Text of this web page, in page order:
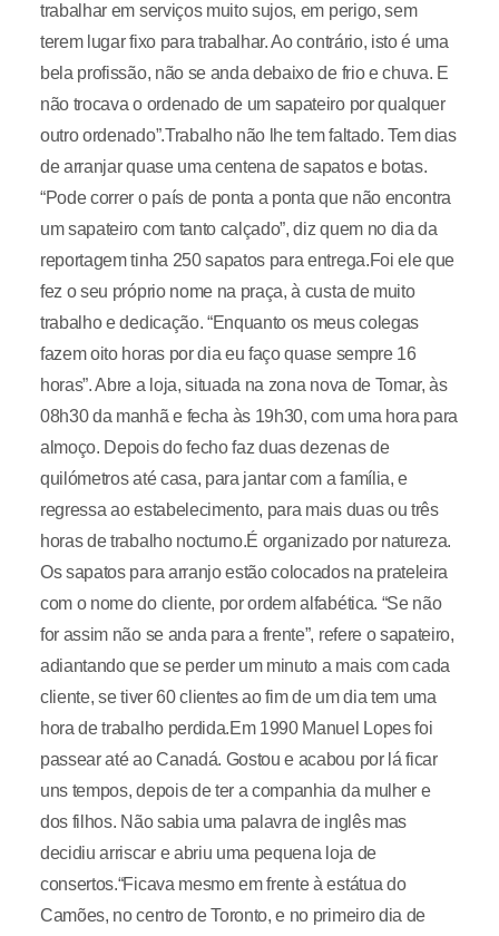
trabalhar em serviços muito sujos, em perigo, sem
terem lugar fixo para trabalhar. Ao contrário, isto é uma
bela profissão, não se anda debaixo de frio e chuva. E
não trocava o ordenado de um sapateiro por qualquer
outro ordenado”.Trabalho não lhe tem faltado. Tem dias
de arranjar quase uma centena de sapatos e botas.
“Pode correr o país de ponta a ponta que não encontra
um sapateiro com tanto calçado”, diz quem no dia da
reportagem tinha 250 sapatos para entrega.Foi ele que
fez o seu próprio nome na praça, à custa de muito
trabalho e dedicação. “Enquanto os meus colegas
fazem oito horas por dia eu faço quase sempre 16
horas”. Abre a loja, situada na zona nova de Tomar, às
08h30 da manhã e fecha às 19h30, com uma hora para
almoço. Depois do fecho faz duas dezenas de
quilómetros até casa, para jantar com a família, e
regressa ao estabelecimento, para mais duas ou três
horas de trabalho nocturno.É organizado por natureza.
Os sapatos para arranjo estão colocados na prateleira
com o nome do cliente, por ordem alfabética. “Se não
for assim não se anda para a frente”, refere o sapateiro,
adiantando que se perder um minuto a mais com cada
cliente, se tiver 60 clientes ao fim de um dia tem uma
hora de trabalho perdida.Em 1990 Manuel Lopes foi
passear até ao Canadá. Gostou e acabou por lá ficar
uns tempos, depois de ter a companhia da mulher e
dos filhos. Não sabia uma palavra de inglês mas
decidiu arriscar e abriu uma pequena loja de
consertos.“Ficava mesmo em frente à estátua do
Camões, no centro de Toronto, e no primeiro dia de